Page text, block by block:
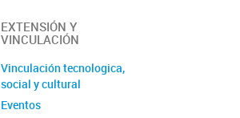
EXTENSIÓN Y
VINCULACIÓN
Vinculación tecnologica,
social y cultural
Eventos